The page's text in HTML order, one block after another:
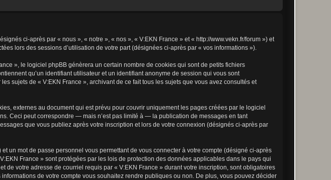
ci-après par « nous », « notre », « nos », « V:EKN France » et « http://www.vekn.fr/forum ») et
lors des sessions d’utilisation de votre part (désignées ci-après par « vos informations »).
», le logiciel phpBB génèrera un certain nombre de cookies qui sont de petits fichiers
qu’un identifiant utilisateur et un identifiant anonyme de session qui vous sont
sujets de « V:EKN France », archivant de ce fait tous les sujets que vous avez consultés et
externes au document qui est prévu pour couvrir uniquement les pages créées par le logiciel
Ceci peut correspondre — mais n’est pas limité à — la publication de messages en tant
que vous publiez après votre inscription et lors de votre connexion (désignés ci-après par
un mot de passe personnel vous permettant de vous connecter à votre compte (désigné ci-après
France » sont protégées par les lois de protection des données applicables dans le pays qui
de votre adresse de courriel requis par « V:EKN France » durant votre inscription, sont obligatoires
de votre compte vous souhaitez rendre publiques ou non. De plus, vous pouvez décider